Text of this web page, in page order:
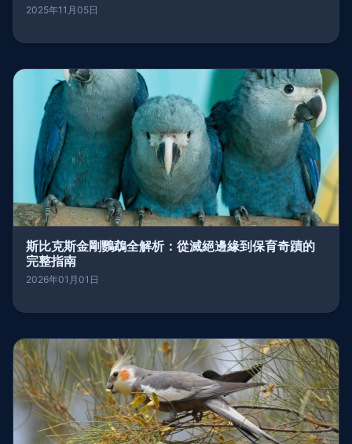
2025年11月05日
斯比克斯金剛鸚鵡全解析：從滅絕邊緣到保育奇蹟的
完整指南
2026年01月01日